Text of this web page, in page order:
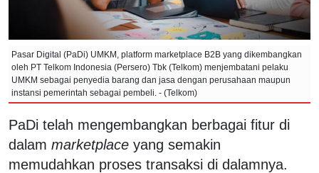
Pasar Digital (PaDi) UMKM, platform marketplace B2B yang dikembangkan
oleh PT Telkom Indonesia (Persero) Tbk (Telkom) menjembatani pelaku
UMKM sebagai penyedia barang dan jasa dengan perusahaan maupun
instansi pemerintah sebagai pembeli. - (Telkom)
PaDi telah mengembangkan berbagai fitur di
dalam marketplace yang semakin
memudahkan proses transaksi di dalamnya.